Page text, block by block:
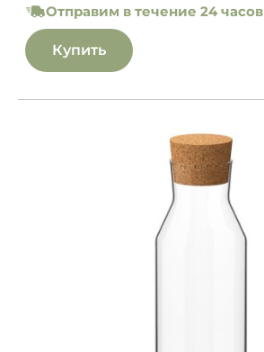
Отправим в течение 24 часов
Купить